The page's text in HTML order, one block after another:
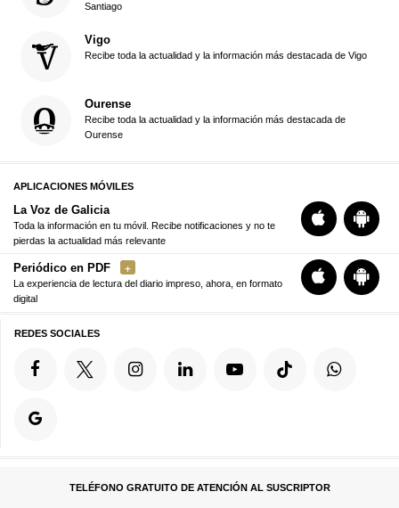
Santiago
Vigo
Recibe toda la actualidad y la información más destacada de Vigo
Ourense
Recibe toda la actualidad y la información más destacada de
Ourense
APLICACIONES MÓVILES
La Voz de Galicia
Toda la información en tu móvil. Recibe notificaciones y no te
pierdas la actualidad más relevante
Periódico en PDF
La experiencia de lectura del diario impreso, ahora, en formato
digital
REDES SOCIALES
TELÉFONO GRATUITO DE ATENCIÓN AL SUSCRIPTOR